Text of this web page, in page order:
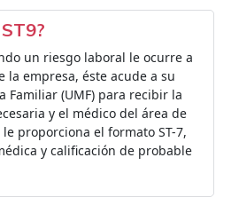
un riesgo laboral le ocurre a
empresa, éste acude a su
Familiar (UMF) para recibir la
y el médico del área de
proporciona el formato ST-7,
y calificación de probable